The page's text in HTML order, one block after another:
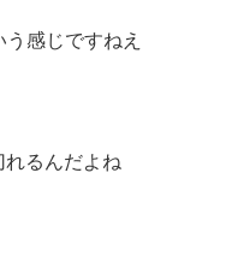
感じですねえ
るんだよね